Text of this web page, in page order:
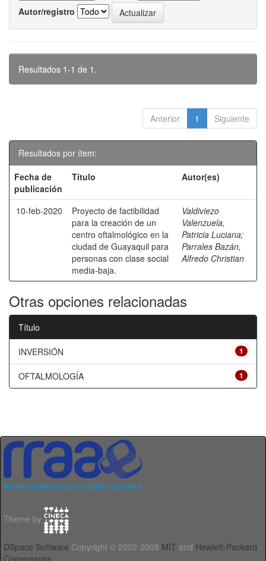
Autor/registro
Resultados 1-1 de 1.
Anterior 1 Siguiente
Resultados por ítem:
Fecha de
publicación
Título Autor(es)
10-feb-2020
Proyecto de factibilidad
para la creación de un
centro oftalmológico en la
ciudad de Guayaquil para
personas con clase social
media-baja.
Valdiviezo
Valenzuela,
Patricia Luciana;
Parrales Bazán,
Alfredo Christian
Otras opciones relacionadas
Título
1
INVERSIÓN
1
OFTALMOLOGÍA
Theme by
DSpace Software Copyright © 2002-2008 MIT and Hewlett-Packard -
Comentarios